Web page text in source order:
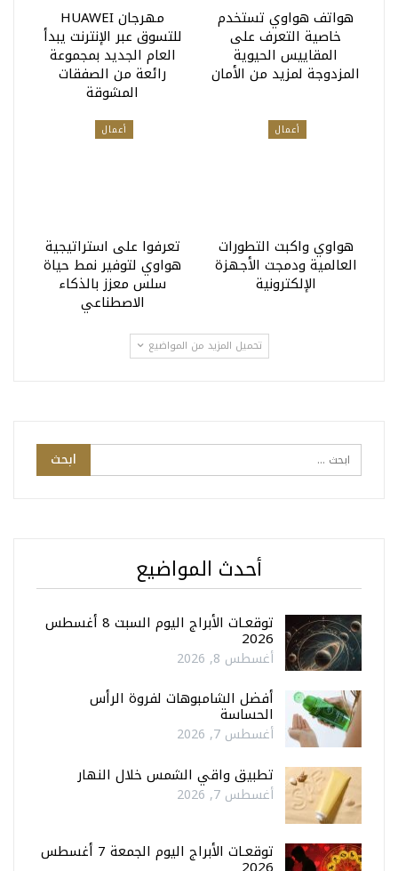
هواتف هواوي تستخدم
خاصية التعرف على
المقاييس الحيوية
المزدوجة لمزيد من الأمان
مهرجان HUAWEI
للتسوق عبر الإنترنت يبدأ
العام الجديد بمجموعة
رائعة من الصفقات
المشوقة
أعمال
هواوي واكبت التطورات
العالمية ودمجت الأجهزة
الإلكترونية
أعمال
تعرفوا على استراتيجية
هواوي لتوفير نمط حياة
سلس معزز بالذكاء
الاصطناعي
تحميل المزيد من المواضيع
أحدث المواضيع
توقعـات الأبراج اليوم السبت 8 أغسطس
2026
أغسطس 8, 2026
أفضل الشامبوهات لفروة الرأس
الحساسة
أغسطس 7, 2026
تطبيق واقي الشمس خلال النهار
أغسطس 7, 2026
توقعـات الأبراج اليوم الجمعة 7 أغسطس